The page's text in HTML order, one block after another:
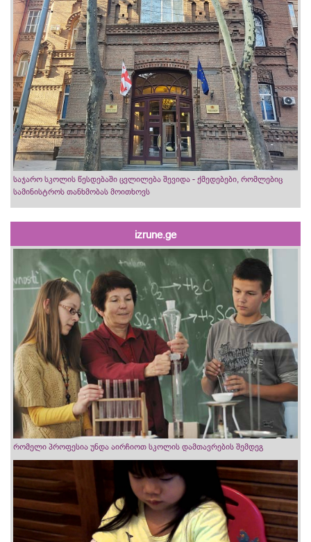
საჯარო სკოლის წესდებაში ცვლილება შევიდა - ქმედებები, რომლებიც
სამინისტროს თანხმობას მოითხოვს
izrune.ge
რომელი პროფესია უნდა აირჩიოთ სკოლის დამთავრების შემდეგ